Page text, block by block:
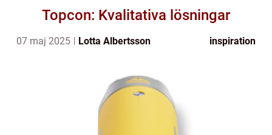
Topcon: Kvalitativa lösningar
07 maj 2025 Lotta Albertsson inspiration